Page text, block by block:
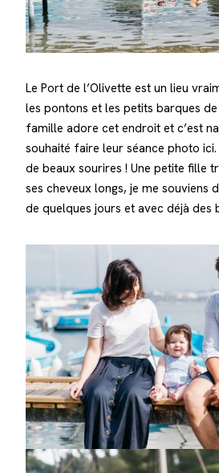
Le Port de l’Olivette est un lieu
les pontons et les petits barques
famille adore cet endroit et c’est
souhaité faire leur séance photo
de beaux sourires ! Une petite fille
ses cheveux longs, je me souviens
de quelques jours et avec déjà des